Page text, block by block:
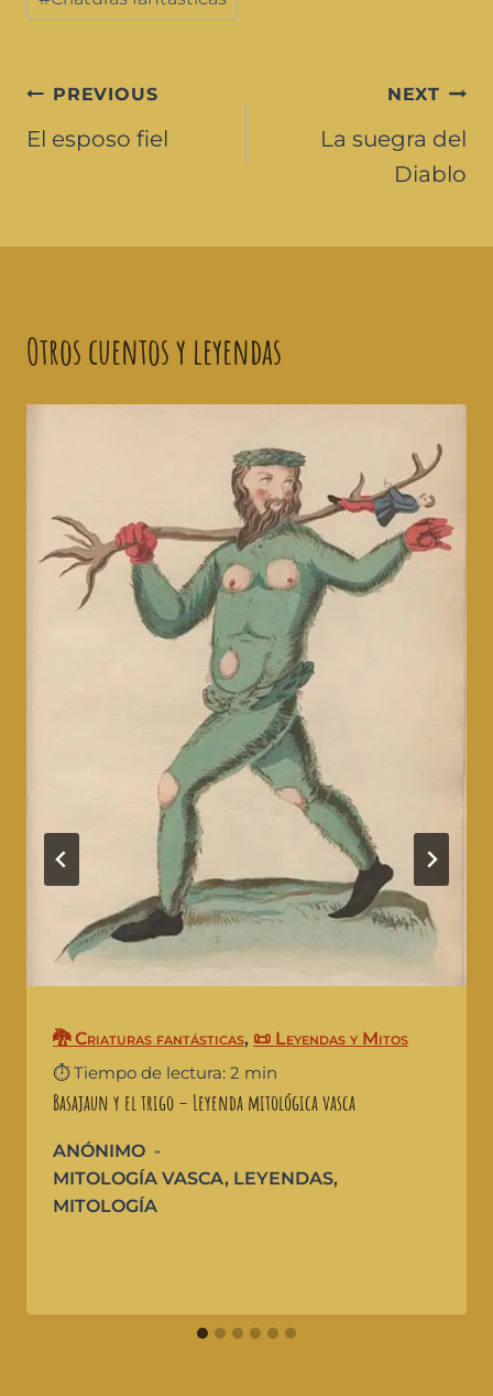
PREVIOUS
El esposo fiel
NEXT
La suegra del
Diablo
Otros cuentos y leyendas
🐉 Criaturas fantásticas, 📜 Leyendas y Mitos
⏱️ Tiempo de lectura: 2 min
Basajaun y el trigo – Leyenda mitológica vasca
ANÓNIMO
MITOLOGÍA VASCA, LEYENDAS,
MITOLOGÍA